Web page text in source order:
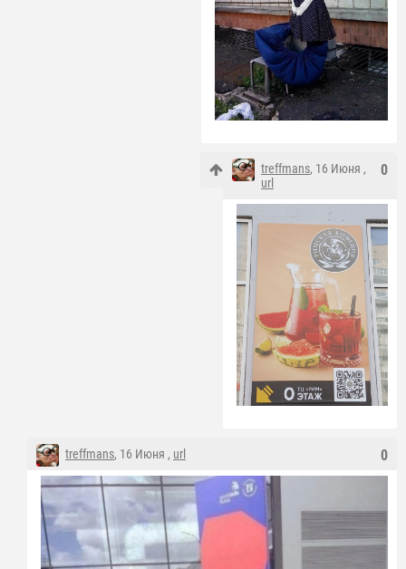
0
treffmans, 16 Июня ,
url
0
treffmans, 16 Июня , url